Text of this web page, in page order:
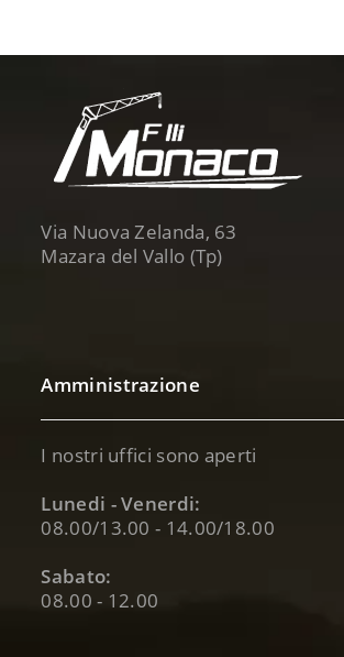
Via Nuova Zelanda, 63
Mazara del Vallo (Tp)
Amministrazione
I nostri uffici sono aperti
Lunedi - Venerdi:
08.00/13.00 - 14.00/18.00
Sabato:
08.00 - 12.00